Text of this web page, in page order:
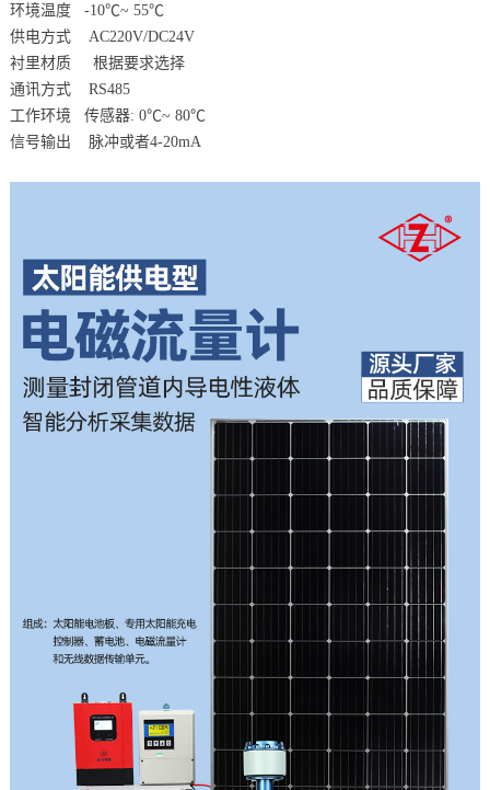
环境温度 -10℃~ 55℃
供电方式 AC220V/DC24V
衬里材质 根据要求选择
通讯方式 RS485
工作环境 传感器: 0℃~ 80℃
信号输出 脉冲或者4-20mA